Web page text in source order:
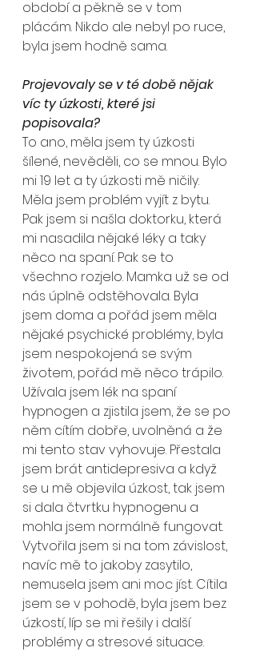
období a pěkně se v tom
plácám. Nikdo ale nebyl po ruce,
byla jsem hodně sama.
Projevovaly se v té době nějak
víc ty úzkosti, které jsi
popisovala?
To ano, měla jsem ty úzkosti
šílené, nevěděli, co se mnou. Bylo
mi 19 let a ty úzkosti mě ničily.
Měla jsem problém vyjít z bytu.
Pak jsem si našla doktorku, která
mi nasadila nějaké léky a taky
něco na spaní. Pak se to
všechno rozjelo. Mamka už se od
nás úplně odstěhovala. Byla
jsem doma a pořád jsem měla
nějaké psychické problémy, byla
jsem nespokojená se svým
životem, pořád mě něco trápilo.
Užívala jsem lék na spaní
hypnogen a zjistila jsem, že se po
něm cítím dobře, uvolněná a že
mi tento stav vyhovuje. Přestala
jsem brát antidepresiva a když
se u mě objevila úzkost, tak jsem
si dala čtvrtku hypnogenu a
mohla jsem normálně fungovat.
Vytvořila jsem si na tom závislost,
navíc mě to jakoby zasytilo,
nemusela jsem ani moc jíst. Cítila
jsem se v pohodě, byla jsem bez
úzkostí, líp se mi řešily i další
problémy a stresové situace.